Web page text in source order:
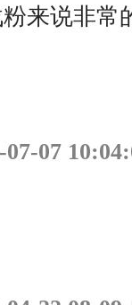
来说非常
07-07